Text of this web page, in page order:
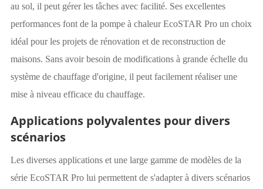
au sol, il peut gérer les tâches avec facilité. Ses excellentes
performances font de la pompe à chaleur EcoSTAR Pro un choix
idéal pour les projets de rénovation et de reconstruction de
maisons. Sans avoir besoin de modifications à grande échelle du
système de chauffage d'origine, il peut facilement réaliser une
mise à niveau efficace du chauffage.
Applications polyvalentes pour divers
scénarios
Les diverses applications et une large gamme de modèles de la
série EcoSTAR Pro lui permettent de s'adapter à divers scénarios